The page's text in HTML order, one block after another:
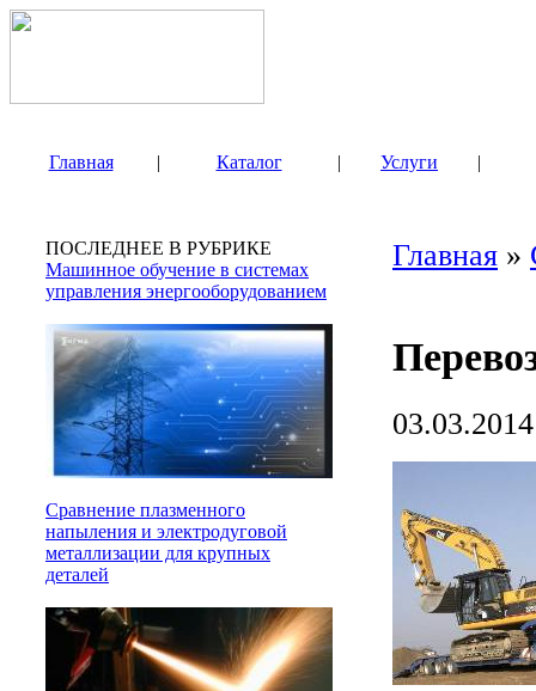
Главная | Каталог | Услуги |
ПОСЛЕДНЕЕ В РУБРИКЕ
Машинное обучение в системах
управления энергооборудованием
Сравнение плазменного
напыления и электродуговой
металлизации для крупных
деталей
Главная »
03.03.2014